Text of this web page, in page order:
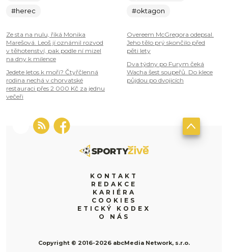
#herec
Ze sta na nulu, říká Monika
Marešová. Leoš jí oznámil rozvod
v těhotenství, pak podle ní mizel
na dny k milence
Jedete letos k moři? Čtyřčlenná
rodina nechá v chorvatské
restauraci přes 2 000 Kč za jednu
večeři
#oktagon
Overeem McGregora odepsal.
Jeho tělo prý skončilo před
pěti lety
Dva týdny po Furym čeká
Wacha šest soupeřů. Do klece
půjdou po dvojicích
KONTAKT
REDAKCE
KARIÉRA
COOKIES
ETICKÝ KODEX
O NÁS
Copyright © 2016-2026 abcMedia Network, s.r.o.